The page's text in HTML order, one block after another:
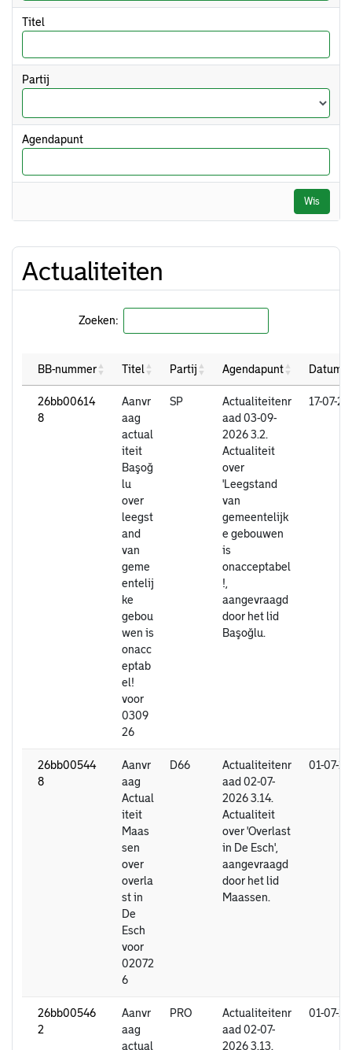
Titel
Partij
Agendapunt
Wis
Actualiteiten
Zoeken:
BB-nummer Titel Partij Agendapunt Datum
26bb00614
8
Aanvr
aag
actual
iteit
Başoğ
lu
over
leegst
and
van
geme
entelij
ke
gebou
wen is
onacc
eptab
el!
voor
0309
26
SP
Actualiteitenr
aad 03-09-
2026 3.2.
Actualiteit
over
'Leegstand
van
gemeentelijk
e gebouwen
is
onacceptabel
!,
aangevraagd
door het lid
Başoğlu.
17-07-
26bb00544
8
Aanvr
aag
Actual
iteit
Maas
sen
over
overla
st in
De
Esch
voor
02072
6
D66
Actualiteitenr
aad 02-07-
2026 3.14.
Actualiteit
over 'Overlast
in De Esch',
aangevraagd
door het lid
Maassen.
01-07-
26bb00546
2
Aanvr
aag
actual
PRO
Actualiteitenr
aad 02-07-
2026 3.13.
01-07-